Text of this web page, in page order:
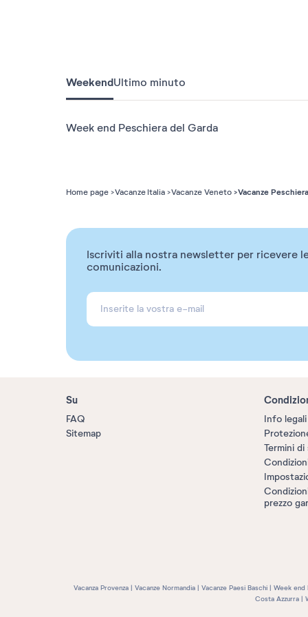
WeekendUltimo minuto
Week end Peschiera del Garda
Home page Vacanze Italia Vacanze Veneto Vacanze
Iscriviti alla nostra newsletter per ricevere
comunicazioni.
Su
FAQ
Sitemap
Info legali
Termini di
prezzo
Vacanza Provenza Vacanze Normandia Vacanze Paesi Baschi Week end
Costa Azzurra